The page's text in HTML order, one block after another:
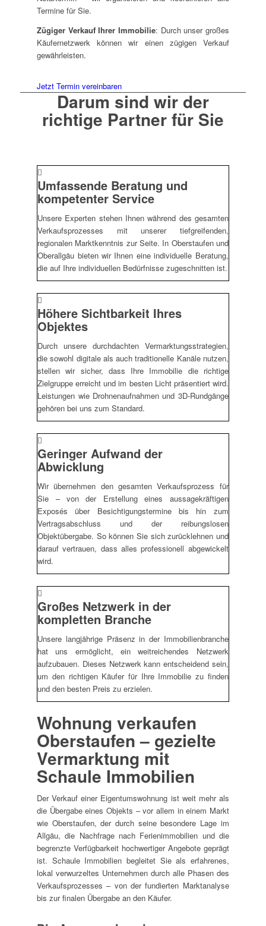
Termine für Sie.
Zügiger Verkauf Ihrer Immobilie: Durch unser großes
Käufernetzwerk können wir einen zügigen Verkauf
gewährleisten.
Jetzt Termin vereinbaren
Darum sind wir der
richtige Partner für Sie
Umfassende Beratung und
kompetenter Service
Unsere Experten stehen Ihnen während des gesamten
Verkaufsprozesses mit unserer tiefgreifenden,
regionalen Marktkenntnis zur Seite. In Oberstaufen und
Oberallgäu bieten wir Ihnen eine individuelle Beratung,
die auf Ihre individuellen Bedürfnisse zugeschnitten ist.
Höhere Sichtbarkeit Ihres
Objektes
Durch unsere durchdachten Vermarktungsstrategien,
die sowohl digitale als auch traditionelle Kanäle nutzen,
stellen wir sicher, dass Ihre Immobilie die richtige
Zielgruppe erreicht und im besten Licht präsentiert wird.
Leistungen wie Drohnenaufnahmen und 3D-Rundgänge
gehören bei uns zum Standard.
Geringer Aufwand der
Abwicklung
Wir übernehmen den gesamten Verkaufsprozess für
Sie – von der Erstellung eines aussagekräftigen
Exposés über Besichtigungstermine bis hin zum
Vertragsabschluss und der reibungslosen
Objektübergabe. So können Sie sich zurücklehnen und
darauf vertrauen, dass alles professionell abgewickelt
wird.
Großes Netzwerk in der
kompletten Branche
Unsere langjährige Präsenz in der Immobilienbranche
hat uns ermöglicht, ein weitreichendes Netzwerk
aufzubauen. Dieses Netzwerk kann entscheidend sein,
um den richtigen Käufer für Ihre Immobilie zu finden
und den besten Preis zu erzielen.
Wohnung verkaufen
Oberstaufen – gezielte
Vermarktung mit
Schaule Immobilien
Der Verkauf einer Eigentumswohnung ist weit mehr als
die Übergabe eines Objekts – vor allem in einem Markt
wie Oberstaufen, der durch seine besondere Lage im
Allgäu, die Nachfrage nach Ferienimmobilien und die
begrenzte Verfügbarkeit hochwertiger Angebote geprägt
ist. Schaule Immobilien begleitet Sie als erfahrenes,
lokal verwurzeltes Unternehmen durch alle Phasen des
Verkaufsprozesses – von der fundierten Marktanalyse
bis zur finalen Übergabe an den Käufer.